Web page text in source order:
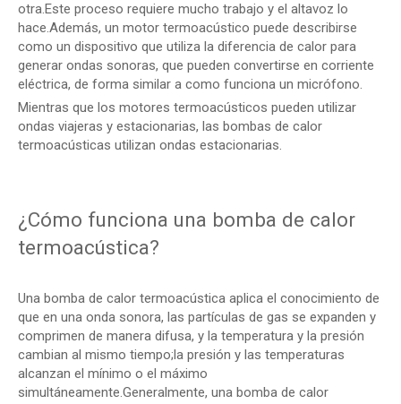
otra.Este proceso requiere mucho trabajo y el altavoz lo
hace.Además, un motor termoacústico puede describirse
como un dispositivo que utiliza la diferencia de calor para
generar ondas sonoras, que pueden convertirse en corriente
eléctrica, de forma similar a como funciona un micrófono.
Mientras que los motores termoacústicos pueden utilizar
ondas viajeras y estacionarias, las bombas de calor
termoacústicas utilizan ondas estacionarias.
¿Cómo funciona una bomba de calor
termoacústica?
Una bomba de calor termoacústica aplica el conocimiento de
que en una onda sonora, las partículas de gas se expanden y
comprimen de manera difusa, y la temperatura y la presión
cambian al mismo tiempo;la presión y las temperaturas
alcanzan el mínimo o el máximo
simultáneamente.Generalmente, una bomba de calor